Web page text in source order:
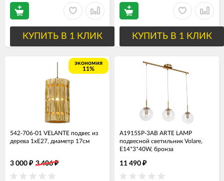
КУПИТЬ В 1 КЛИК КУПИТЬ В 1 КЛИК
экономия
11%
542-706-01 VELANTE подвес из
дерева 1хЕ27, диаметр 17см
3 000 ₽ 3 406₽
A1915SP-3AB ARTE LAMP
подвесной светильник Volare,
E14*3*40W, бронза
11 490 ₽